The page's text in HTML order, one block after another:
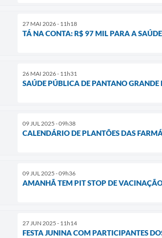
27 MAI 2026 - 11h18
TÁ NA CONTA: R$ 97 MIL PARA A
26 MAI 2026 - 11h31
SAÚDE PÚBLICA DE PANTANO
09 JUL 2025 - 09h38
CALENDÁRIO DE PLANTÕES DAS
09 JUL 2025 - 09h36
AMANHÃ TEM PIT STOP DE
27 JUN 2025 - 11h14
FESTA JUNINA COM PARTICIPANTES